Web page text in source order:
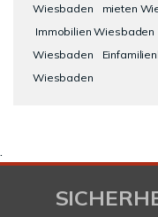
Wiesbaden
mieten
Immobilien Wiesbaden
Wiesbaden
Wiesbaden